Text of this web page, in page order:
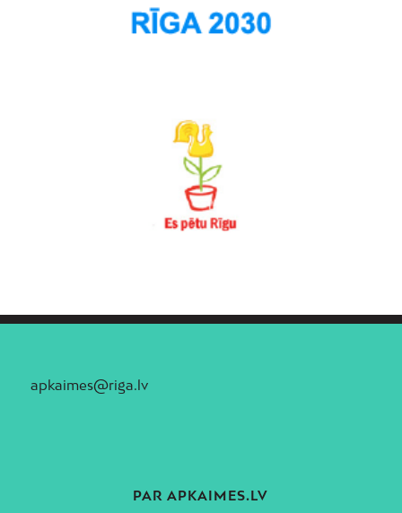
apkaimes@riga.lv
PAR APKAIMES.LV